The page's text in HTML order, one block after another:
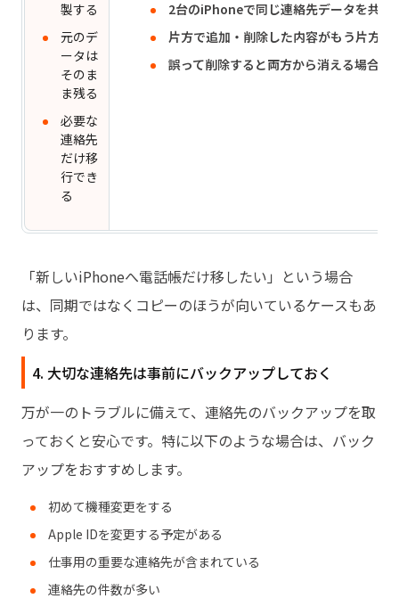
製する
元のデ
ータは
そのま
ま残る
必要な
連絡先
だけ移
行でき
る
2台のiPhoneで同じ連絡先データを共有
片方で追加・削除した内容がもう片方に
誤って削除すると両方から消える場合が
「新しいiPhoneへ電話帳だけ移したい」という場合
は、同期ではなくコピーのほうが向いているケースもあ
ります。
4. 大切な連絡先は事前にバックアップしておく
万が一のトラブルに備えて、連絡先のバックアップを取
っておくと安心です。特に以下のような場合は、バック
アップをおすすめします。
初めて機種変更をする
Apple IDを変更する予定がある
仕事用の重要な連絡先が含まれている
連絡先の件数が多い